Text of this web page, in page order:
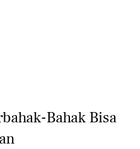
Bahak Bisa